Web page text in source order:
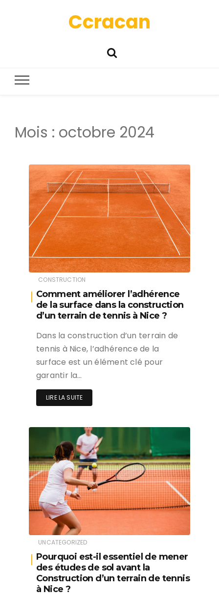
Ccracan
Mois : octobre 2024
CONSTRUCTION
Comment améliorer l’adhérence
de la surface dans la construction
d’un terrain de tennis à Nice ?
Dans la construction d’un terrain de
tennis à Nice, l’adhérence de la
surface est un élément clé pour
garantir la…
LIRE LA SUITE
UNCATEGORIZED
Pourquoi est-il essentiel de mener
des études de sol avant la
Construction d’un terrain de tennis
à Nice ?